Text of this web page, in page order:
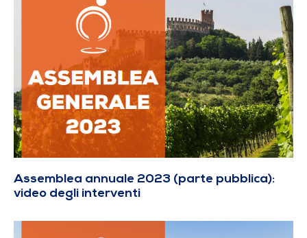
Assemblea annuale 2023 (parte pubblica):
video degli interventi